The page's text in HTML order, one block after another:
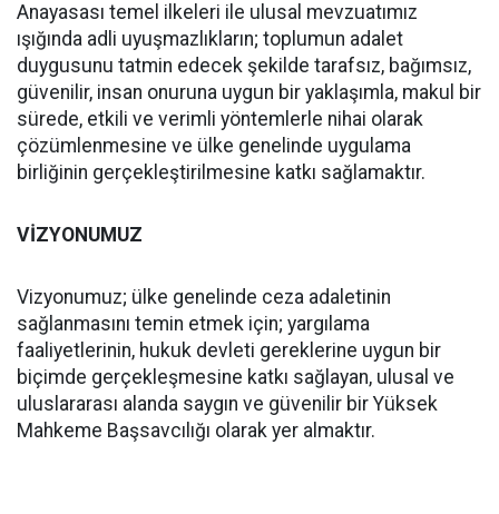
Anayasası temel ilkeleri ile ulusal mevzuatımız
ışığında adli uyuşmazlıkların; toplumun adalet
duygusunu tatmin edecek şekilde tarafsız, bağımsız,
güvenilir, insan onuruna uygun bir yaklaşımla, makul bir
sürede, etkili ve verimli yöntemlerle nihai olarak
çözümlenmesine ve ülke genelinde uygulama
birliğinin gerçekleştirilmesine katkı sağlamaktır.
VİZYONUMUZ
Vizyonumuz; ülke genelinde ceza adaletinin
sağlanmasını temin etmek için; yargılama
faaliyetlerinin, hukuk devleti gereklerine uygun bir
biçimde gerçekleşmesine katkı sağlayan, ulusal ve
uluslararası alanda saygın ve güvenilir bir Yüksek
Mahkeme Başsavcılığı olarak yer almaktır.